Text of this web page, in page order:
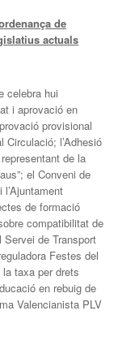
de
actuals
celebra hui
i aprovació en
provisional
Circulació; l’Adhesió
de la
el Conveni de
l’Ajuntament
de formació
compatibilitat de
Servei de Transport
Festes del
la taxa per drets
en rebuig de
Valencianista PLV